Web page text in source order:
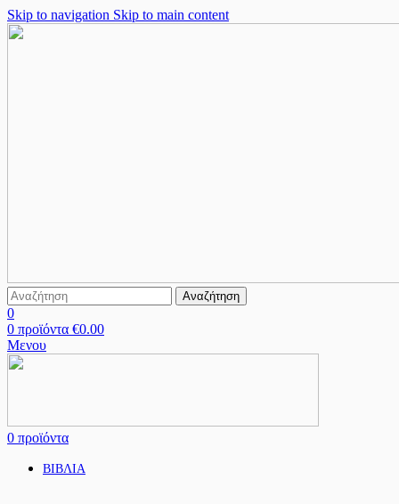
Skip to navigation Skip to main content
Αναζήτηση
0
0 προϊόντα €0.00
Μενου
0 προϊόντα
ΒΙΒΛΙΑ